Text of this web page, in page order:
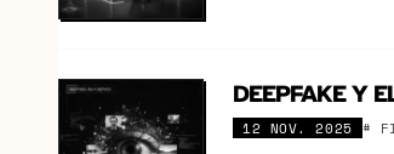
DEEPFAKE Y
12 NOV. 2025 #